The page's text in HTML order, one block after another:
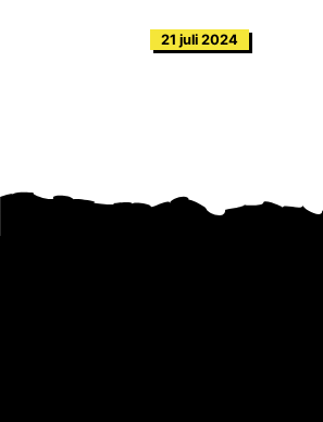
21 juli 2024